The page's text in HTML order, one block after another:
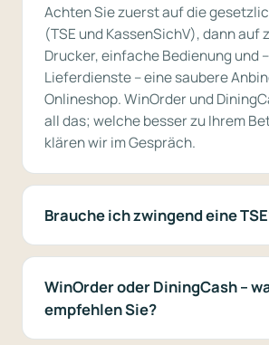
Achten Sie zuerst auf die
(TSE und KassenSichV), dann auf
Drucker, einfache Bedienung und
Lieferdienste – eine saubere
Onlineshop. WinOrder und
all das; welche besser zu Ihrem
klären wir im Gespräch.
Brauche ich zwingend eine
WinOrder oder DiningCash –
empfehlen Sie?